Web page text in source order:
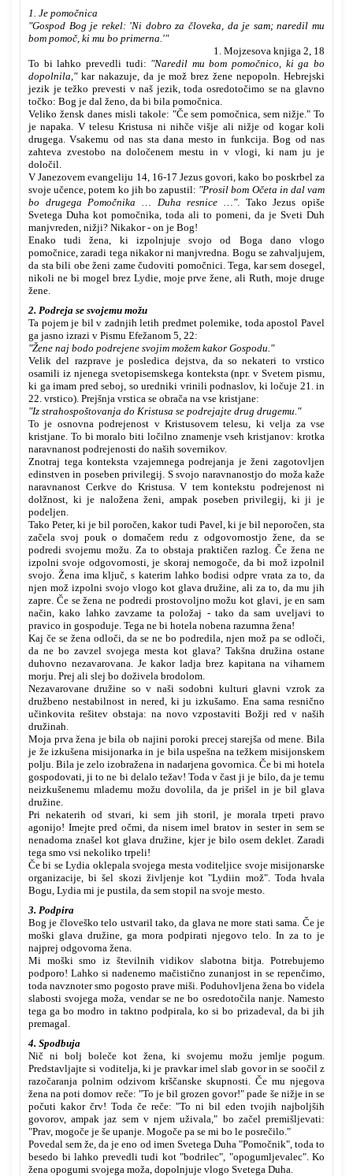
1. Je pomočnica
"Gospod Bog je rekel: 'Ni dobro za človeka, da je sam; naredil mu
bom pomoč, ki mu bo primerna.'"
1. Mojzesova knjiga 2, 18
To bi lahko prevedli tudi: "Naredil mu bom pomočnico, ki ga bo
dopolnila,"kar nakazuje, da je mož brez žene nepopoln. Hebrejski
jezik je težko prevesti v naš jezik, toda osredotočimo se na glavno
točko: Bog je dal ženo, da bi bila pomočnica.
Veliko žensk danes misli takole: "Če sem pomočnica, sem nižje." To
je napaka. V telesu Kristusa ni nihče višje ali nižje od kogar koli
drugega. Vsakemu od nas sta dana mesto in funkcija. Bog od nas
zahteva zvestobo na določenem mestu in v vlogi, ki nam ju je
določil.
V Janezovem evangeliju 14, 16-17 Jezus govori, kako bo poskrbel za
svoje učence, potem ko jih bo zapustil: "Prosil bom Očeta in dal vam
bo drugega Pomočnika … Duha resnice …". Tako Jezus opiše
Svetega Duha kot pomočnika, toda ali to pomeni, da je Sveti Duh
manjvreden, nižji? Nikakor - on je Bog!
Enako tudi žena, ki izpolnjuje svojo od Boga dano vlogo
pomočnice, zaradi tega nikakor ni manjvredna. Bogu se zahvaljujem,
da sta bili obe ženi zame čudoviti pomočnici. Tega, kar sem dosegel,
nikoli ne bi mogel brez Lydie, moje prve žene, ali Ruth, moje druge
žene.
2. Podreja se svojemu možu
Ta pojem je bil v zadnjih letih predmet polemike, toda apostol Pavel
ga jasno izrazi v Pismu Efežanom 5, 22:
"Žene naj bodo podrejene svojim možem kakor Gospodu."
Velik del razprave je posledica dejstva, da so nekateri to vrstico
osamili iz njenega svetopisemskega konteksta (npr. v Svetem pismu,
ki ga imam pred seboj, so uredniki vrinili podnaslov, ki ločuje 21. in
22. vrstico). Prejšnja vrstica se obrača na vse kristjane:
"Iz strahospoštovanja do Kristusa se podrejajte drug drugemu."
To je osnovna podrejenost v Kristusovem telesu, ki velja za vse
kristjane. To bi moralo biti ločilno znamenje vseh kristjanov: krotka
naravnanost podrejenosti do naših sovernikov.
Znotraj tega konteksta vzajemnega podrejanja je ženi zagotovljen
edinstven in poseben privilegij. S svojo naravnanostjo do moža kaže
naravnanost Cerkve do Kristusa. V tem kontekstu podrejenost ni
dolžnost, ki je naložena ženi, ampak poseben privilegij, ki ji je
podeljen.
Tako Peter, ki je bil poročen, kakor tudi Pavel, ki je bil neporočen, sta
začela svoj pouk o domačem redu z odgovornostjo žene, da se
podredi svojemu možu. Za to obstaja praktičen razlog. Če žena ne
izpolni svoje odgovornosti, je skoraj nemogoče, da bi mož izpolnil
svojo. Žena ima ključ, s katerim lahko bodisi odpre vrata za to, da
njen mož izpolni svojo vlogo kot glava družine, ali za to, da mu jih
zapre. Če se žena ne podredi prostovoljno možu kot glavi, je en sam
način, kako lahko zavzame ta položaj - tako da sam uveljavi to
pravico in gospoduje. Tega ne bi hotela nobena razumna žena!
Kaj če se žena odloči, da se ne bo podredila, njen mož pa se odloči,
da ne bo zavzel svojega mesta kot glava? Takšna družina ostane
duhovno nezavarovana. Je kakor ladja brez kapitana na viharnem
morju. Prej ali slej bo doživela brodolom.
Nezavarovane družine so v naši sodobni kulturi glavni vzrok za
družbeno nestabilnost in nered, ki ju izkušamo. Ena sama resnično
učinkovita rešitev obstaja: na novo vzpostaviti Božji red v naših
družinah.
Moja prva žena je bila ob najini poroki precej starejša od mene. Bila
je že izkušena misijonarka in je bila uspešna na težkem misijonskem
polju. Bila je zelo izobražena in nadarjena govornica. Če bi mi hotela
gospodovati, ji to ne bi delalo težav! Toda v čast ji je bilo, da je temu
neizkušenemu mlademu možu dovolila, da je prišel in je bil glava
družine.
Pri nekaterih od stvari, ki sem jih storil, je morala trpeti pravo
agonijo! Imejte pred očmi, da nisem imel bratov in sester in sem se
nenadoma znašel kot glava družine, kjer je bilo osem deklet. Zaradi
tega smo vsi nekoliko trpeli!
Če bi se Lydia oklepala svojega mesta voditeljice svoje misijonarske
organizacije, bi šel skozi življenje kot "Lydiin mož". Toda hvala
Bogu, Lydia mi je pustila, da sem stopil na svoje mesto.
3. Podpira
Bog je človeško telo ustvaril tako, da glava ne more stati sama. Če je
moški glava družine, ga mora podpirati njegovo telo. In za to je
najprej odgovorna žena.
Mi moški smo iz številnih vidikov slabotna bitja. Potrebujemo
podporo! Lahko si nadenemo mačistično zunanjost in se repenčimo,
toda navznoter smo pogosto prave miši. Poduhovljena žena bo videla
slabosti svojega moža, vendar se ne bo osredotočila nanje. Namesto
tega ga bo modro in taktno podpirala, ko si bo prizadeval, da bi jih
premagal.
4. Spodbuja
Nič ni bolj boleče kot žena, ki svojemu možu jemlje pogum.
Predstavljajte si voditelja, ki je pravkar imel slab govor in se soočil z
razočaranja polnim odzivom krščanske skupnosti. Če mu njegova
žena na poti domov reče: "To je bil grozen govor!" pade še nižje in se
počuti kakor črv! Toda če reče: "To ni bil eden tvojih najboljših
govorov, ampak jaz sem v njem uživala," bo začel premišljevati:
"Prav, mogoče je še upanje. Mogoče pa se mi bo le posrečilo."
Povedal sem že, da je eno od imen Svetega Duha "Pomočnik", toda to
besedo bi lahko prevedli tudi kot "bodrilec", "opogumljevalec". Ko
žena opogumi svojega moža, dopolnjuje vlogo Svetega Duha.